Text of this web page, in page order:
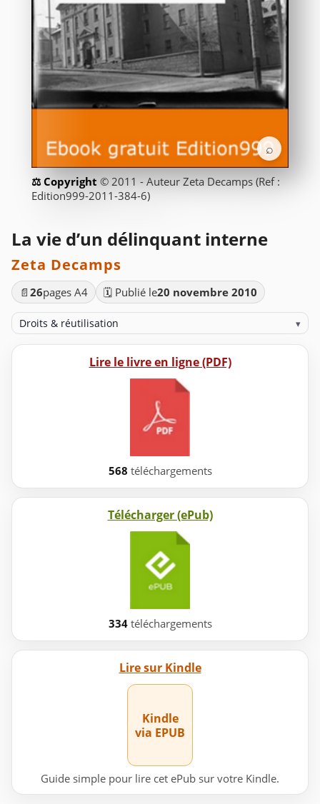
⌕
© 2011 - Auteur Zeta Decamps (Ref :
Edition999-2011-384-6)
La vie d’un délinquant interne
Zeta Decamps
📄 26pages A4 🗓️ Publié le20 novembre 2010
Droits & réutilisation ▾
Lire le livre en ligne (PDF)
568 téléchargements
Télécharger (ePub)
334téléchargements
Lire sur Kindle
Kindle
via EPUB
Guide simple pour lire cet ePub sur votre Kindle.